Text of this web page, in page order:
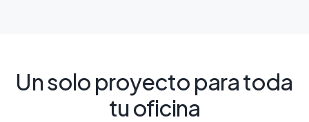
Un solo proyecto para toda
tu oficina